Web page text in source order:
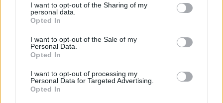
I want to opt-out of the Sharing of my
personal data.
Opted In
I want to opt-out of the Sale of my
Personal Data.
Opted In
I want to opt-out of processing my
Personal Data for Targeted Advertising.
Opted In